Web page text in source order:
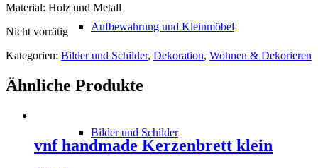
Aufbewahrung und Kleinmöbel
Bilder und Schilder
Material: Holz und Metall
Nicht vorrätig
Kategorien: Bilder und Schilder, Dekoration, Wohnen & Dekorieren
Ähnliche Produkte
vnf handmade Kerzenbrett klein